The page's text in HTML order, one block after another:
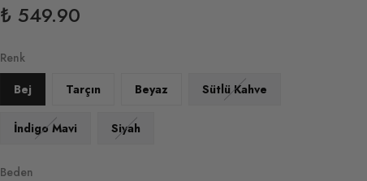
₺ 549.90
Renk
Bej
Tarçın Beyaz Sütlü Kahve
İndigo Mavi Siyah
Beden